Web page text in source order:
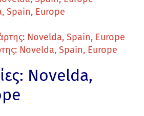
Spain, Europe
Novelda, Spain, Europe
Novelda, Spain, Europe
Novelda,